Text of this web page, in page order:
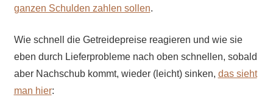
ganzen Schulden zahlen sollen.
Wie schnell die Getreidepreise reagieren und wie sie
eben durch Lieferprobleme nach oben schnellen, sobald
aber Nachschub kommt, wieder (leicht) sinken, das sieht
man hier: